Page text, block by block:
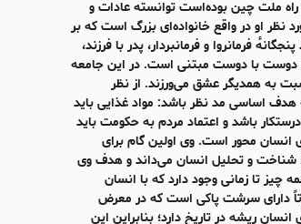
ملت چین بوده‌است توانسته عادات و
او در واقع خانواده‌ای بزرگ است که بر
فرمانروا و فرمانبردار، پدر با فرزند،
و دوست با دوست مبتنی است. در این جامعه
به همدیگر عشق می‌ورزند. از نظر
اساسی مد نظر باشد: مواد غذایی باید
باشد و اعتماد مردم به حکومت باید
محور است. وی اولین گام برای
و تحلیل انسان می‌داند و هدف وی
تا زمانی وجود دارد که با انسان
دارای سرشت پاکی است که در معرض
ریشه در تاریخ دارد؛ بنابراین این